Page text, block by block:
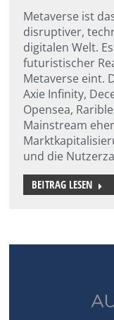
Metaverse ist
disruptiver,
digitalen Welt.
futuristischer
Metaverse eint.
Axie Infinity,
Opensea,
Mainstream
und die
BEITRAG LESEN